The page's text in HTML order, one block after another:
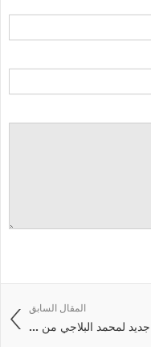
المقال السابق
لمحمد البلاجي من ...